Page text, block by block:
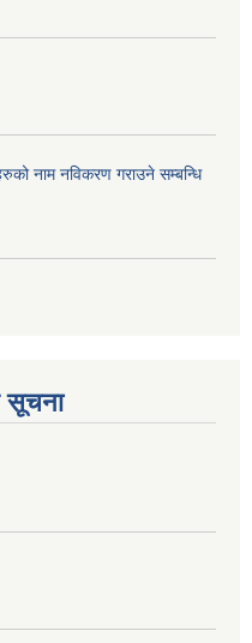
नाम नविकरण गराउने सम्बन्धि
सूचना